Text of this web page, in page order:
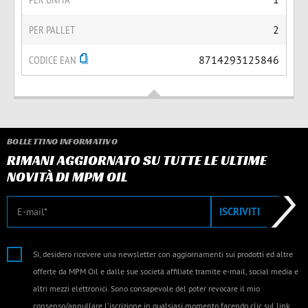
PER PALLET 2
CODICE EAN 8714293125846
BOLLETTINO INFORMATIVO
RIMANI AGGIORNATO SU TUTTE LE ULTIME
NOVITÀ DI MPM OIL
E-mail ISCRIVITI
Sì, desidero ricevere una newsletter con aggiornamenti sui prodotti ed altre
offerte da MPM Oil e dalle sue società affiliate tramite e-mail, social media e
altri mezzi elettronici. Sono consapevole del poter revocare il mio
consenso/annullare l'iscrizione in qualsiasi momento facendo clic sul link